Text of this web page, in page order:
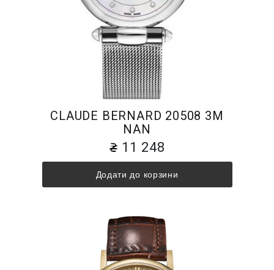
CLAUDE BERNARD 20508 3M
NAN
11 248
Додати до корзини